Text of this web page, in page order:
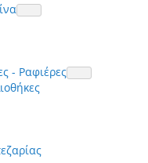
- Ραφιέρες